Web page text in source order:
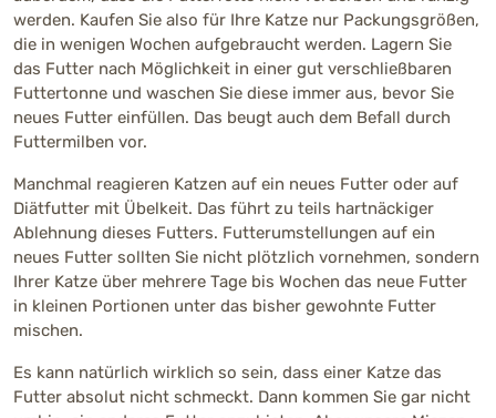
werden. Kaufen Sie also für Ihre Katze nur Packungsgrößen,
die in wenigen Wochen aufgebraucht werden. Lagern Sie
das Futter nach Möglichkeit in einer gut verschließbaren
Futtertonne und waschen Sie diese immer aus, bevor Sie
neues Futter einfüllen. Das beugt auch dem Befall durch
Futtermilben vor.
Manchmal reagieren Katzen auf ein neues Futter oder auf
Diätfutter mit Übelkeit. Das führt zu teils hartnäckiger
Ablehnung dieses Futters. Futterumstellungen auf ein
neues Futter sollten Sie nicht plötzlich vornehmen, sondern
Ihrer Katze über mehrere Tage bis Wochen das neue Futter
in kleinen Portionen unter das bisher gewohnte Futter
mischen.
Es kann natürlich wirklich so sein, dass einer Katze das
Futter absolut nicht schmeckt. Dann kommen Sie gar nicht